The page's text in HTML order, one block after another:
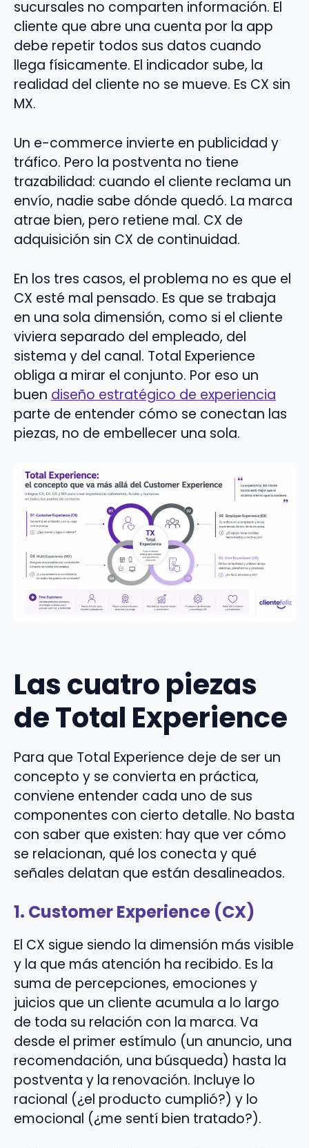
sucursales no comparten información. El
cliente que abre una cuenta por la app
debe repetir todos sus datos cuando
llega físicamente. El indicador sube, la
realidad del cliente no se mueve. Es CX sin
MX.
Un e-commerce invierte en publicidad y
tráfico. Pero la postventa no tiene
trazabilidad: cuando el cliente reclama un
envío, nadie sabe dónde quedó. La marca
atrae bien, pero retiene mal. CX de
adquisición sin CX de continuidad.
En los tres casos, el problema no es que el
CX esté mal pensado. Es que se trabaja
en una sola dimensión, como si el cliente
viviera separado del empleado, del
sistema y del canal. Total Experience
obliga a mirar el conjunto. Por eso un
buen diseño estratégico de experiencia
parte de entender cómo se conectan las
piezas, no de embellecer una sola.
Las cuatro piezas
de Total Experience
Para que Total Experience deje de ser un
concepto y se convierta en práctica,
conviene entender cada uno de sus
componentes con cierto detalle. No basta
con saber que existen: hay que ver cómo
se relacionan, qué los conecta y qué
señales delatan que están desalineados.
1. Customer Experience (CX)
El CX sigue siendo la dimensión más visible
y la que más atención ha recibido. Es la
suma de percepciones, emociones y
juicios que un cliente acumula a lo largo
de toda su relación con la marca. Va
desde el primer estímulo (un anuncio, una
recomendación, una búsqueda) hasta la
postventa y la renovación. Incluye lo
racional (¿el producto cumplió?) y lo
emocional (¿me sentí bien tratado?).